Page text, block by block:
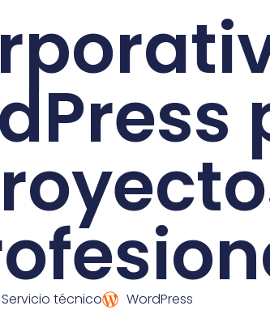
Servicio técnico WordPress